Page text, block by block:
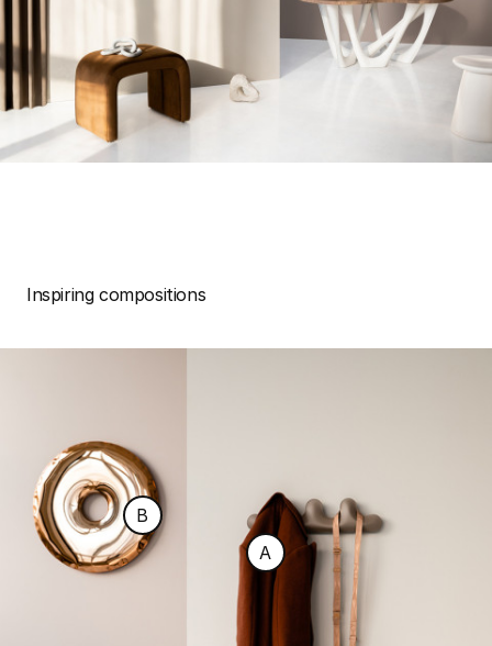
Inspiring compositions
A
B